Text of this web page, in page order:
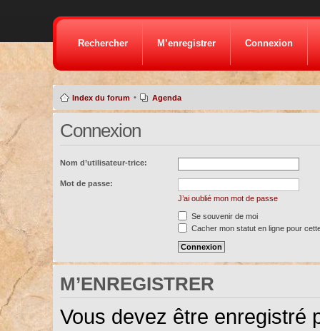
Rechercher M’enregistrer Connexion
Index du forum • Agenda
Connexion
Nom d’utilisateur-trice:
Mot de passe:
J’ai oublié mon mot de passe
Se souvenir de moi
Cacher mon statut en ligne pour
M’ENREGISTRER
Vous devez être enregistré